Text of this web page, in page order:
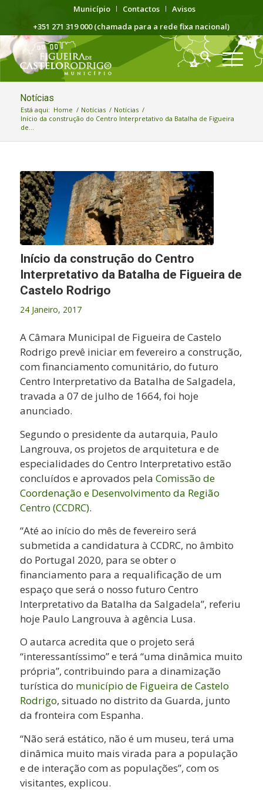
Município Contactos
Avisos
+351 271 319 000 (chamada para a rede fixa nacional)
Notícias
Está aqui: Home / Notícias / Notícias /
Início da construção do Centro Interpretativo da Batalha de Figueira
de...
Início da construção do Centro
Interpretativo da Batalha de Figueira de
Castelo Rodrigo
24 Janeiro, 2017
A Câmara Municipal de Figueira de Castelo
Rodrigo prevê iniciar em fevereiro a construção,
com financiamento comunitário, do futuro
Centro Interpretativo da Batalha de Salgadela,
travada a 07 de julho de 1664, foi hoje
anunciado.
Segundo o presidente da autarquia, Paulo
Langrouva, os projetos de arquitetura e de
especialidades do Centro Interpretativo estão
concluídos e aprovados pela Comissão de
Coordenação e Desenvolvimento da Região
Centro (CCDRC).
“Até ao início do mês de fevereiro será
submetida a candidatura à CCDRC, no âmbito
do Portugal 2020, para se obter o
financiamento para a requalificação de um
espaço que será o nosso futuro Centro
Interpretativo da Batalha da Salgadela”, referiu
hoje Paulo Langrouva à agência Lusa.
O autarca acredita que o projeto será
“interessantíssimo” e terá “uma dinâmica muito
própria”, contribuindo para a dinamização
turística do município de Figueira de Castelo
Rodrigo, situado no distrito da Guarda, junto
da fronteira com Espanha.
“Não será estático, não é um museu, terá uma
dinâmica muito mais virada para a população
e de interação com as populações”, com os
visitantes, explicou.